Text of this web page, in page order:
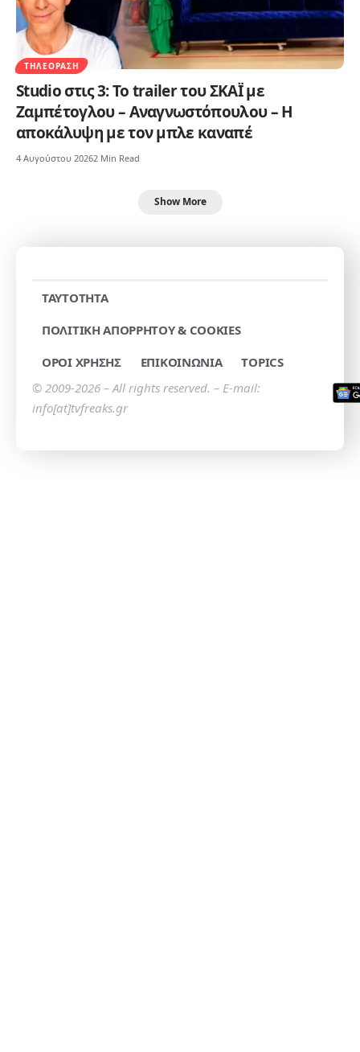
ΤΗΛΕΌΡΑΣΗ
Studio στις 3: Το trailer του ΣΚΑΪ με
Ζαμπέτογλου – Αναγνωστόπουλου – Η
αποκάλυψη με τον μπλε καναπέ
4 Αυγούστου 20262 Min Read
Show More
TAYTOTHTA
ΠΟΛΙΤΙΚΗ ΑΠΟΡΡΗΤΟΥ & COOKIES
ΟΡΟΙ ΧΡΗΣΗΣ
ΕΠΙΚΟΙΝΩΝΙΑ
TOPICS
© 2009-2026 – All rights reserved. – E-mail:
info[at]tvfreaks.gr